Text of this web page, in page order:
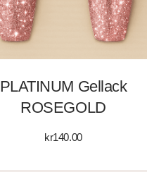
PLATINUM Gellack
ROSEGOLD
kr140.00